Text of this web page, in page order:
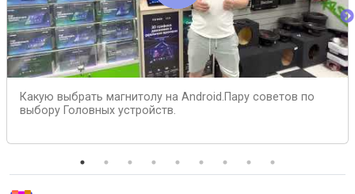
Какую выбрать магнитолу на Android.Пару советов по
выбору Головных устройств.